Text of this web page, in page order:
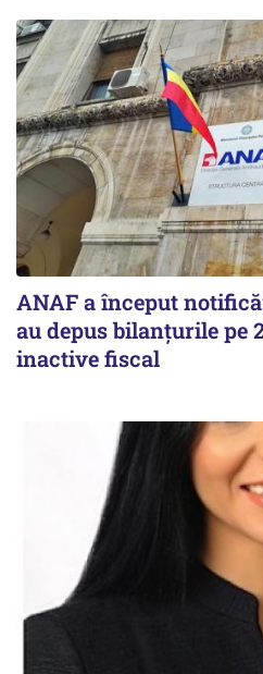
ANAF a început
au depus bilanțurile pe
inactive fiscal